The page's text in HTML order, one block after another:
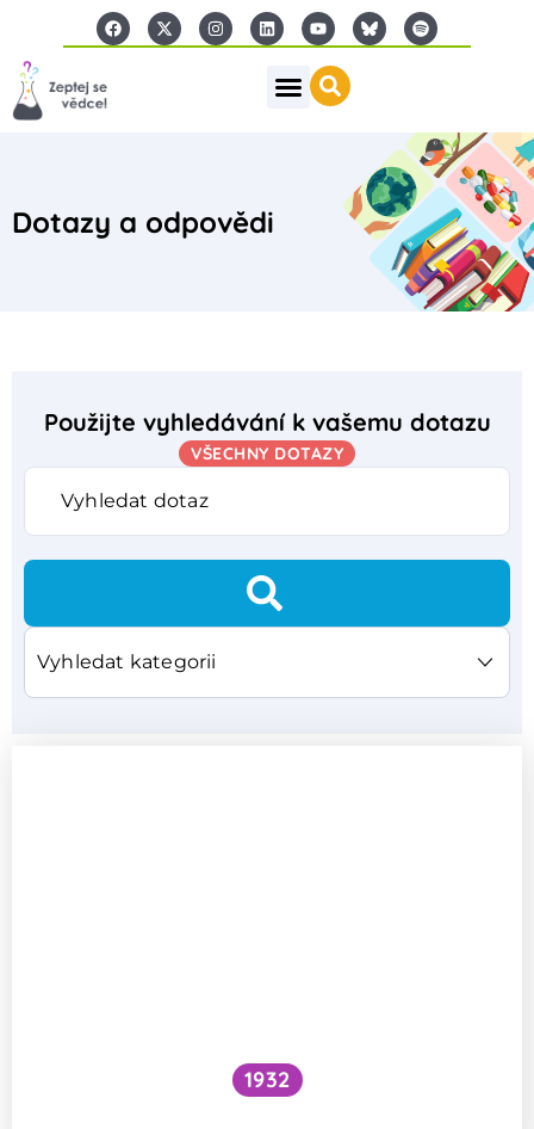
Dotazy a odpovědi
Použijte vyhledávání k vašemu dotazu
VŠECHNY DOTAZY
1932